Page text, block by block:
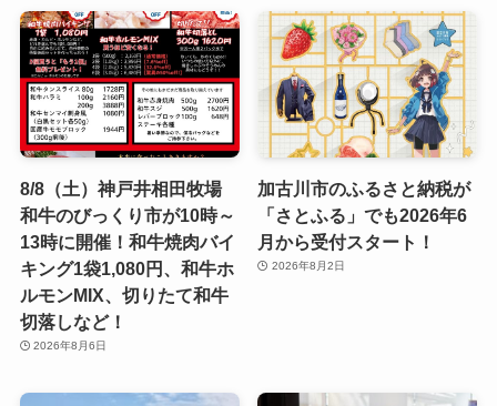
8/8（土）神戸井相田牧場
和牛のびっくり市が10時～
13時に開催！和牛焼肉バイ
キング1袋1,080円、和牛ホ
ルモンMIX、切りたて和牛
切落しなど！
2026年8月6日
加古川市のふるさと納税が
「さとふる」でも2026年6
月から受付スタート！
2026年8月2日